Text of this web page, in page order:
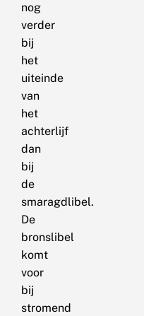
nog
verder
bij
het
uiteinde
van
het
achterlijf
dan
bij
de
smaragdlibel.
De
bronslibel
komt
voor
bij
stromend